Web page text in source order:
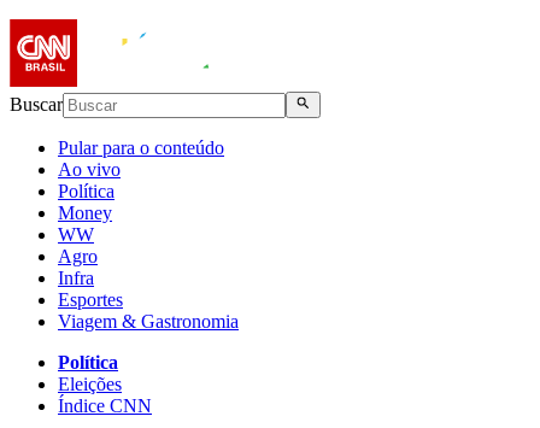
Buscar
Pular para o conteúdo
Ao vivo
Política
Money
WW
Agro
Infra
Esportes
Viagem & Gastronomia
Política
Eleições
Índice CNN